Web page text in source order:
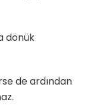
dönük
de ardından